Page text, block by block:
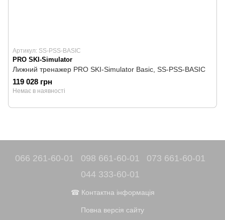
Артикул: SS-PSS-BASIC
PRO SKI-Simulator
Лижний тренажер PRO SKI-Simulator Basic, SS-PSS-BASIC
119 028 грн
Немає в наявності
066 261-60-01 098 661-60-01
073 661-60-01
044 333-60-01
☎ Контактна інформація
Повна версія сайту